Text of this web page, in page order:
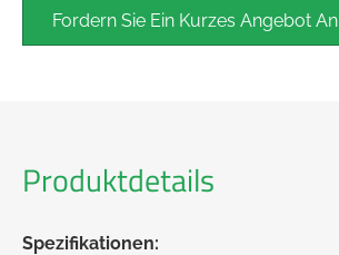
Fordern Sie Ein Kurzes Angebot An
Produktdetails
Spezifikationen: